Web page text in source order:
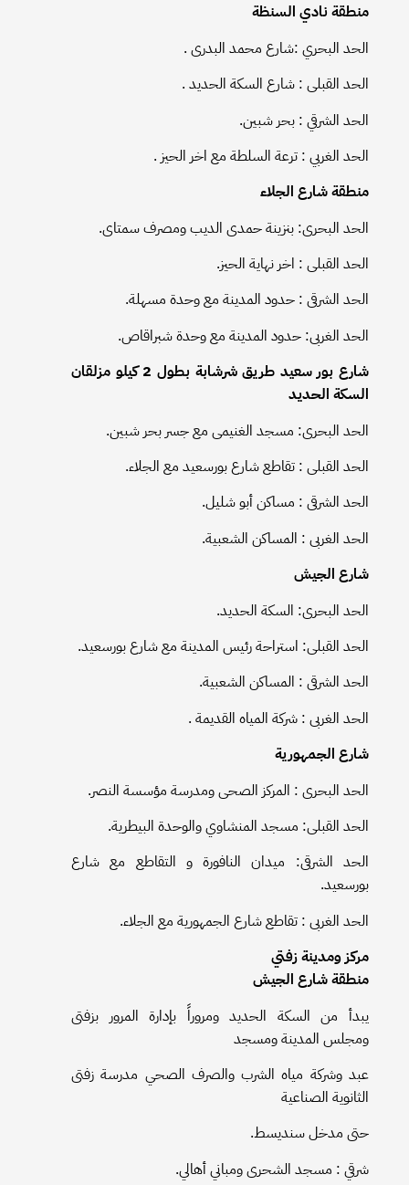
منطقة نادي السنظة
الحد البحري :شارع محمد البدرى .
الحد القبلى : شارع السكة الحديد .
الحد الشرقي : بحر شبين.
الحد الغربي : ترعة السلطة مع اخر الحيز .
منطقة شارع الجلاء
الحد البحرى: بنزينة حمدى الديب ومصرف سمتاى.
الحد القبلى : اخر نهاية الحيز.
الحد الشرقى : حدود المدينة مع وحدة مسهلة.
الحد الغربى: حدود المدينة مع وحدة شبراقاص.
شارع بور سعيد طريق شرشابة بطول 2 كيلو مزلقان
السكة الحديد
الحد البحرى: مسجد الغنيمى مع جسر بحر شبين.
الحد القبلى : تقاطع شارع بورسعيد مع الجلاء.
الحد الشرقى : مساكن أبو شليل.
الحد الغربى : المساكن الشعبية.
شارع الجيش
الحد البحرى: السكة الحديد.
الحد القبلى: استراحة رئيس المدينة مع شارع بورسعيد.
الحد الشرقى : المساكن الشعبية.
الحد الغربى : شركة المياه القديمة .
شارع الجمهورية
الحد البحرى : المركز الصحى ومدرسة مؤسسة النصر.
الحد القبلى: مسجد المنشاوي والوحدة البيطرية.
الحد الشرقى: ميدان النافورة و التقاطع مع شارع
بورسعيد.
الحد الغربى : تقاطع شارع الجمهورية مع الجلاء.
مركز ومدينة زفتي
منطقة شارع الجيش
يبدأ من السكة الحديد ومروراً بإدارة المرور بزفتى
ومجلس المدينة ومسجد
عبد وشركة مياه الشرب والصرف الصحي مدرسة زفتى
الثانوية الصناعية
حتى مدخل سنديسط.
شرقي : مسجد الشحرى ومباني أهالي.